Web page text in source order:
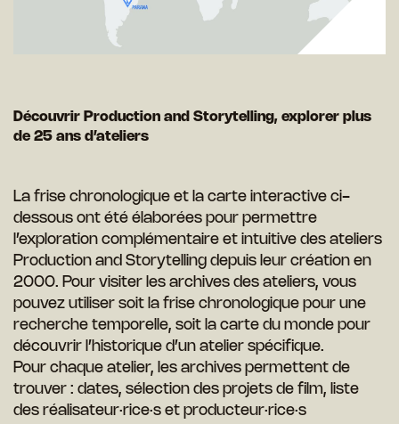
Découvrir Production and Storytelling, explorer plus
de 25 ans d’ateliers
La frise chronologique et la carte interactive ci-
dessous ont été élaborées pour permettre
l’exploration complémentaire et intuitive des ateliers
Production and Storytelling depuis leur création en
2000. Pour visiter les archives des ateliers, vous
pouvez utiliser soit la frise chronologique pour une
recherche temporelle, soit la carte du monde pour
découvrir l’historique d’un atelier spécifique.
Pour chaque atelier, les archives permettent de
trouver : dates, sélection des projets de film, liste
des réalisateur·rice·s et producteur·rice·s